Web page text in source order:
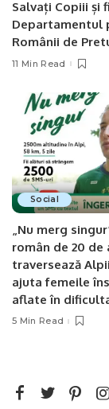
Salvați Copiii și
Departamentul
Românii de
11 Min Read
Social
„Nu merg
român de 20 de
traversează
ajuta femeile
aflate în
5 Min Read